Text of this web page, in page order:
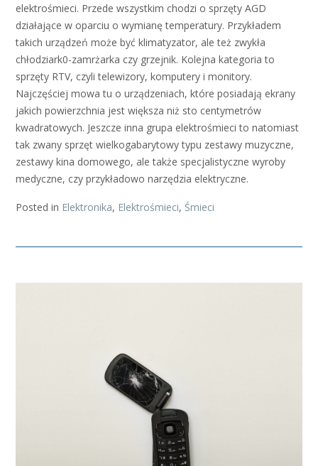
elektrośmieci. Przede wszystkim chodzi o sprzęty AGD
działające w oparciu o wymianę temperatury. Przykładem
takich urządzeń może być klimatyzator, ale też zwykła
chłodziark0-zamrżarka czy grzejnik. Kolejna kategoria to
sprzęty RTV, czyli telewizory, komputery i monitory.
Najczęściej mowa tu o urządzeniach, które posiadają ekrany
jakich powierzchnia jest większa niż sto centymetrów
kwadratowych. Jeszcze inna grupa elektrośmieci to natomiast
tak zwany sprzęt wielkogabarytowy typu zestawy muzyczne,
zestawy kina domowego, ale także specjalistyczne wyroby
medyczne, czy przykładowo narzędzia elektryczne.
Posted in Elektronika, Elektrośmieci, Śmieci